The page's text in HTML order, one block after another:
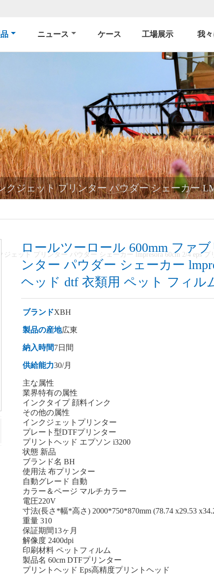
ニュース ケース 工場展示 我
ジェット プリンター パウダー シェーカー
ェット プリンター パウダー シェーカー lmpresora 60cm 2/4 eps
ロールツーロール 600mm ファ
ンター パウダー シェーカー
ヘッド dtf 衣類用 ペット フィル
ブランドXBH
製品の産地広東
納入時間7日間
供給能力30/月
主な属性
業界特有の属性
インクタイプ 顔料インク
その他の属性
インクジェットプリンター
プレート型DTFプリンター
プリントヘッド エプソン i3200
状態 新品
ブランド名 BH
使用法 布プリンター
自動グレード 自動
カラー＆ページ マルチカラー
電圧220V
寸法(長さ*幅*高さ) 2000*750*870mm (78.74 x29.53
重量 310
保証期間13ヶ月
解像度 2400dpi
印刷材料 ペットフィルム
製品名 60cm DTFプリンター
プリントヘッド Eps高精度プリントヘッド